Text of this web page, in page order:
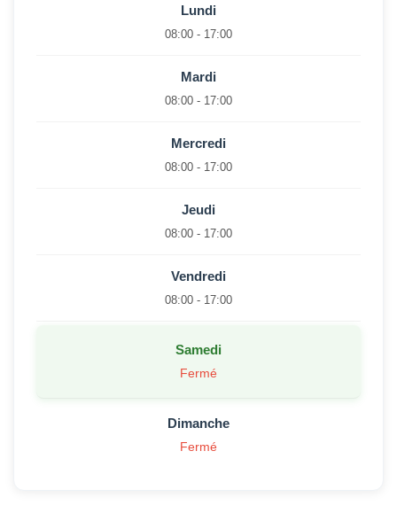
Lundi
08:00 - 17:00
Mardi
08:00 - 17:00
Mercredi
08:00 - 17:00
Jeudi
08:00 - 17:00
Vendredi
08:00 - 17:00
Samedi
Fermé
Dimanche
Fermé